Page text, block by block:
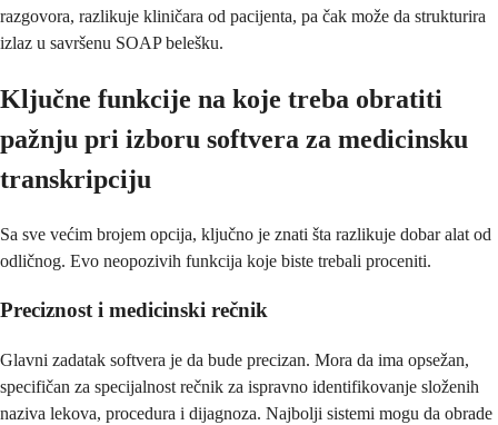
razgovora, razlikuje kliničara od pacijenta, pa čak može da strukturira
izlaz u savršenu SOAP belešku.
Ključne funkcije na koje treba obratiti
pažnju pri izboru softvera za medicinsku
transkripciju
Sa sve većim brojem opcija, ključno je znati šta razlikuje dobar alat od
odličnog. Evo neopozivih funkcija koje biste trebali proceniti.
Preciznost i medicinski rečnik
Glavni zadatak softvera je da bude precizan. Mora da ima opsežan,
specifičan za specijalnost rečnik za ispravno identifikovanje složenih
naziva lekova, procedura i dijagnoza. Najbolji sistemi mogu da obrade